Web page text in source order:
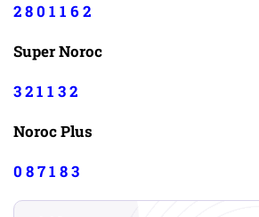
2 8 0 1 1 6 2
Super Noroc
3 2 1 1 3 2
Noroc Plus
0 8 7 1 8 3